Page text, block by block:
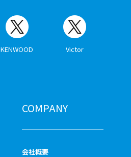
KENWOOD Victor
COMPANY
会社概要